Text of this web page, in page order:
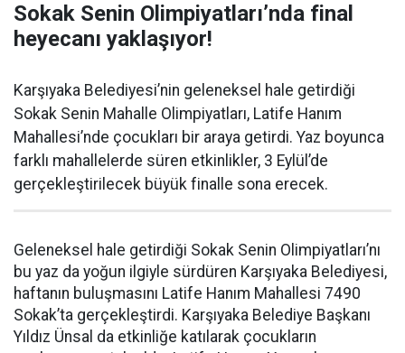
Sokak Senin Olimpiyatları’nda final
heyecanı yaklaşıyor!
Karşıyaka Belediyesi’nin geleneksel hale getirdiği
Sokak Senin Mahalle Olimpiyatları, Latife Hanım
Mahallesi’nde çocukları bir araya getirdi. Yaz boyunca
farklı mahallelerde süren etkinlikler, 3 Eylül’de
gerçekleştirilecek büyük finalle sona erecek.
Geleneksel hale getirdiği Sokak Senin Olimpiyatları’nı
bu yaz da yoğun ilgiyle sürdüren Karşıyaka Belediyesi,
haftanın buluşmasını Latife Hanım Mahallesi 7490
Sokak’ta gerçekleştirdi. Karşıyaka Belediye Başkanı
Yıldız Ünsal da etkinliğe katılarak çocukların